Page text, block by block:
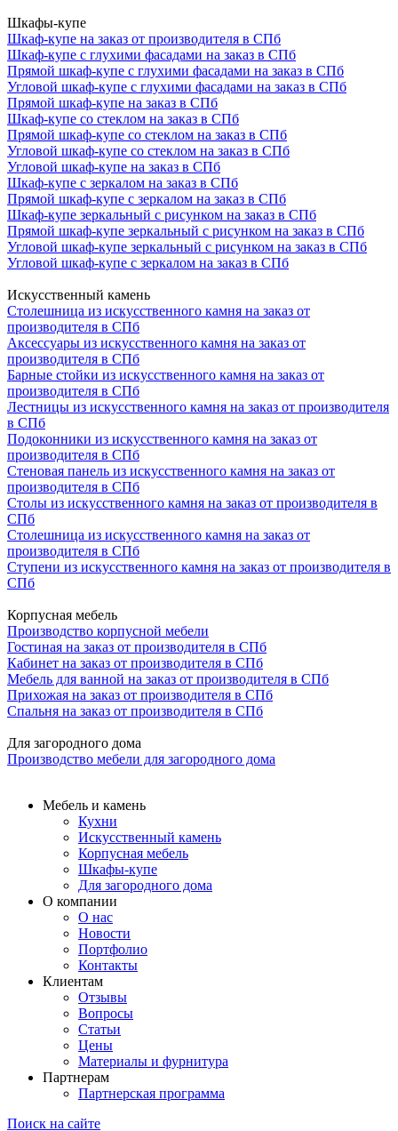
Шкафы-купе
Шкаф-купе на заказ от производителя в СПб
Шкаф-купе с глухими фасадами на заказ в СПб
Прямой шкаф-купе с глухими фасадами на заказ в СПб
Угловой шкаф-купе с глухими фасадами на заказ в СПб
Прямой шкаф-купе на заказ в СПб
Шкаф-купе со стеклом на заказ в СПб
Прямой шкаф-купе со стеклом на заказ в СПб
Угловой шкаф-купе со стеклом на заказ в СПб
Угловой шкаф-купе на заказ в СПб
Шкаф-купе с зеркалом на заказ в СПб
Прямой шкаф-купе с зеркалом на заказ в СПб
Шкаф-купе зеркальный с рисунком на заказ в СПб
Прямой шкаф-купе зеркальный с рисунком на заказ в СПб
Угловой шкаф-купе зеркальный с рисунком на заказ в СПб
Угловой шкаф-купе с зеркалом на заказ в СПб
Искусственный камень
Столешница из искусственного камня на заказ от
производителя в СПб
Аксессуары из искусственного камня на заказ от
производителя в СПб
Барные стойки из искусственного камня на заказ от
производителя в СПб
Лестницы из искусственного камня на заказ от производителя
в СПб
Подоконники из искусственного камня на заказ от
производителя в СПб
Стеновая панель из искусственного камня на заказ от
производителя в СПб
Столы из искусственного камня на заказ от производителя в
СПб
Столешница из искусственного камня на заказ от
производителя в СПб
Ступени из искусственного камня на заказ от производителя в
СПб
Корпусная мебель
Производство корпусной мебели
Гостиная на заказ от производителя в СПб
Кабинет на заказ от производителя в СПб
Мебель для ванной на заказ от производителя в СПб
Прихожая на заказ от производителя в СПб
Спальня на заказ от производителя в СПб
Для загородного дома
Производство мебели для загородного дома
Мебель и камень
Кухни
Искусственный камень
Корпусная мебель
Шкафы-купе
Для загородного дома
О компании
О нас
Новости
Портфолио
Контакты
Клиентам
Отзывы
Вопросы
Статьи
Цены
Материалы и фурнитура
Партнерам
Партнерская программа
Поиск на сайте